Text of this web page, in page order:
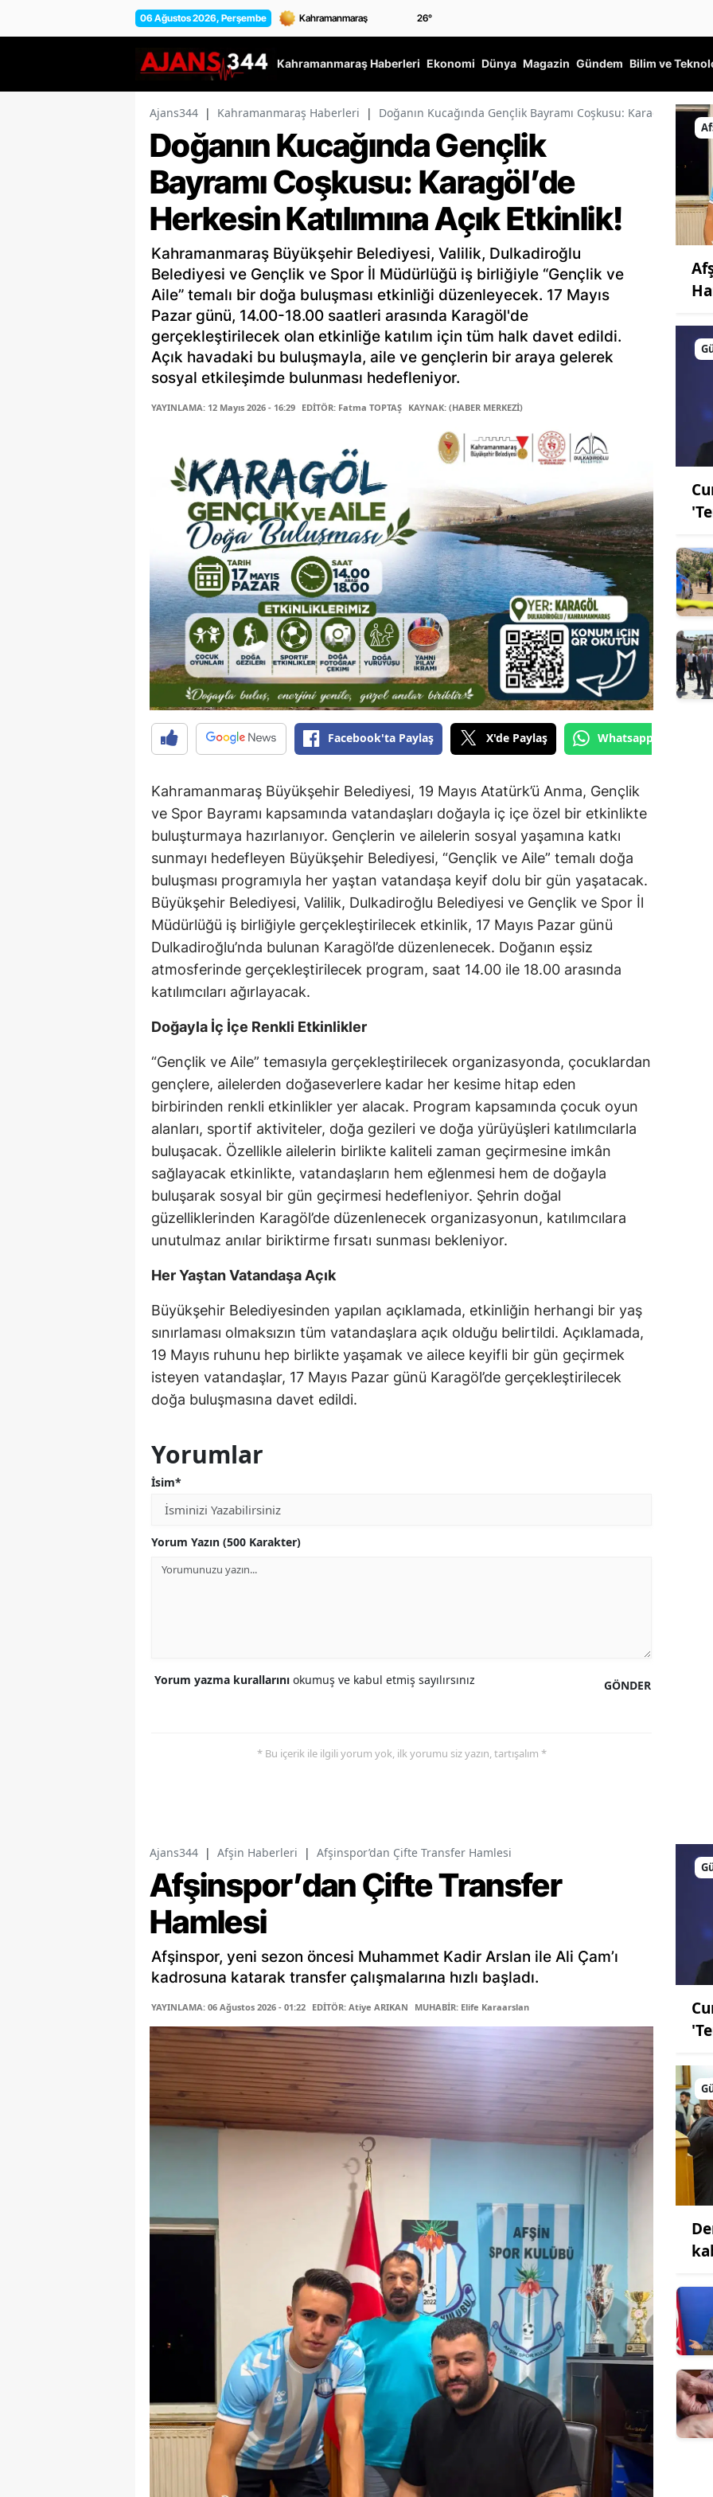
06 Ağustos 2026, Perşembe 26°
Kahramanmaraş Haberleri Ekonomi Dünya Magazin Gündem Bilim ve
Ajans344 | Kahramanmaraş Haberleri | Doğanın Kucağında Gençlik Bayramı Coşkusu: Karagöl’de
Doğanın Kucağında Gençlik
Bayramı Coşkusu: Karagöl’de
Herkesin Katılımına Açık Etkinlik!
Kahramanmaraş Büyükşehir Belediyesi, Valilik, Dulkadiroğlu
Belediyesi ve Gençlik ve Spor İl Müdürlüğü iş birliğiyle “Gençlik ve
Aile” temalı bir doğa buluşması etkinliği düzenleyecek. 17 Mayıs
Pazar günü, 14.00-18.00 saatleri arasında Karagöl'de
gerçekleştirilecek olan etkinliğe katılım için tüm halk davet edildi.
Açık havadaki bu buluşmayla, aile ve gençlerin bir araya gelerek
sosyal etkileşimde bulunması hedefleniyor.
YAYINLAMA: 12 Mayıs 2026 - 16:29 EDİTÖR: Fatma TOPTAŞ KAYNAK: (HABER MERKEZİ)
Facebook'ta Paylaş X'de Paylaş Whatsapp'tan Gönder
Kahramanmaraş Büyükşehir Belediyesi, 19 Mayıs Atatürk’ü Anma, Gençlik
ve Spor Bayramı kapsamında vatandaşları doğayla iç içe özel bir etkinlikte
buluşturmaya hazırlanıyor. Gençlerin ve ailelerin sosyal yaşamına katkı
sunmayı hedefleyen Büyükşehir Belediyesi, “Gençlik ve Aile” temalı doğa
buluşması programıyla her yaştan vatandaşa keyif dolu bir gün yaşatacak.
Büyükşehir Belediyesi, Valilik, Dulkadiroğlu Belediyesi ve Gençlik ve Spor İl
Müdürlüğü iş birliğiyle gerçekleştirilecek etkinlik, 17 Mayıs Pazar günü
Dulkadiroğlu’nda bulunan Karagöl’de düzenlenecek. Doğanın eşsiz
atmosferinde gerçekleştirilecek program, saat 14.00 ile 18.00 arasında
katılımcıları ağırlayacak.
Doğayla İç İçe Renkli Etkinlikler
“Gençlik ve Aile” temasıyla gerçekleştirilecek organizasyonda, çocuklardan
gençlere, ailelerden doğaseverlere kadar her kesime hitap eden
birbirinden renkli etkinlikler yer alacak. Program kapsamında çocuk oyun
alanları, sportif aktiviteler, doğa gezileri ve doğa yürüyüşleri katılımcılarla
buluşacak. Özellikle ailelerin birlikte kaliteli zaman geçirmesine imkân
sağlayacak etkinlikte, vatandaşların hem eğlenmesi hem de doğayla
buluşarak sosyal bir gün geçirmesi hedefleniyor. Şehrin doğal
güzelliklerinden Karagöl’de düzenlenecek organizasyonun, katılımcılara
unutulmaz anılar biriktirme fırsatı sunması bekleniyor.
Her Yaştan Vatandaşa Açık
Büyükşehir Belediyesinden yapılan açıklamada, etkinliğin herhangi bir yaş
sınırlaması olmaksızın tüm vatandaşlara açık olduğu belirtildi. Açıklamada,
19 Mayıs ruhunu hep birlikte yaşamak ve ailece keyifli bir gün geçirmek
isteyen vatandaşlar, 17 Mayıs Pazar günü Karagöl’de gerçekleştirilecek
doğa buluşmasına davet edildi.
Yorumlar
İsim*
Yorum Yazın (500 Karakter)
GÖNDER
Yorum yazma kurallarını okumuş ve kabul etmiş sayılırsınız
* Bu içerik ile ilgili yorum yok, ilk yorumu siz yazın, tartışalım *
Ajans344 | Afşin Haberleri | Afşinspor’dan Çifte Transfer Hamlesi
Afşinspor’dan Çifte Transfer
Hamlesi
Afşinspor, yeni sezon öncesi Muhammet Kadir Arslan ile Ali Çam’ı
kadrosuna katarak transfer çalışmalarına hızlı başladı.
YAYINLAMA: 06 Ağustos 2026 - 01:22 EDİTÖR: Atiye ARIKAN MUHABİR: Elife Karaarslan